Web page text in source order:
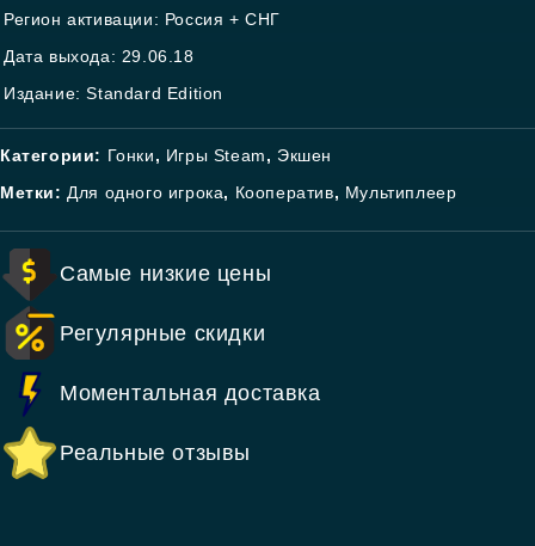
Регион активации: Россия + СНГ
Дата выхода: 29.06.18
Издание: Standard Edition
Категории: Гонки, Игры Steam, Экшен
Метки: Для одного игрока, Кооператив, Мультиплеер
Самые низкие цены
Регулярные скидки
Моментальная доставка
Реальные отзывы